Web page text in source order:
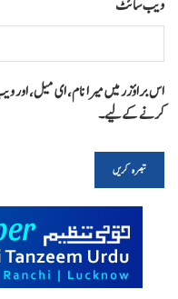
ویب‌ سائٹ
اس براؤزر میں میرا نام، ای میل، اور
کرنے کےلیے۔